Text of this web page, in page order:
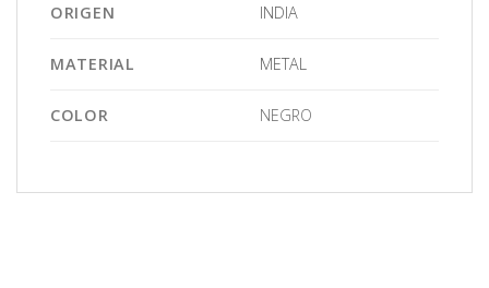
ORIGEN INDIA
MATERIAL METAL
COLOR NEGRO